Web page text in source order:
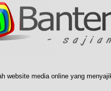
website media online yang